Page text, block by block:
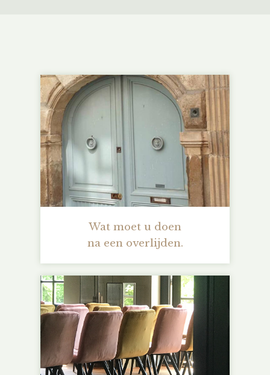
Wat moet u doen
na een overlijden.